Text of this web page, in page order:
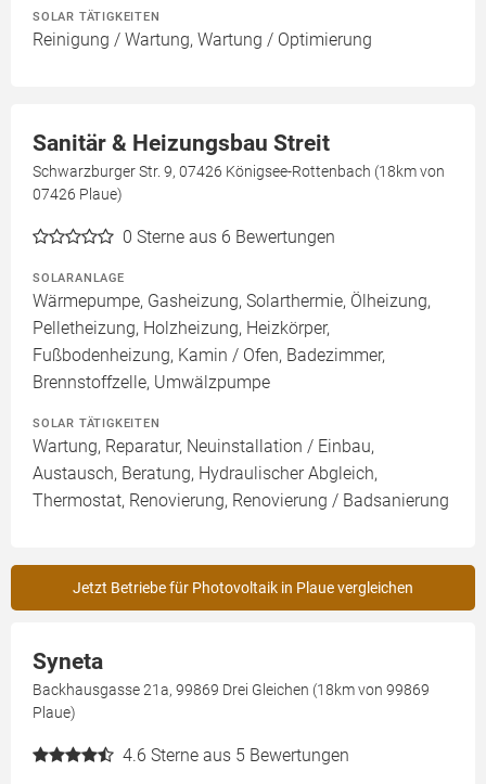
SOLAR TÄTIGKEITEN
Reinigung / Wartung, Wartung / Optimierung
Sanitär & Heizungsbau Streit
Schwarzburger Str. 9, 07426 Königsee-Rottenbach (18km von
07426 Plaue)
0 Sterne aus 6 Bewertungen
SOLARANLAGE
Wärmepumpe, Gasheizung, Solarthermie, Ölheizung,
Pelletheizung, Holzheizung, Heizkörper,
Fußbodenheizung, Kamin / Ofen, Badezimmer,
Brennstoffzelle, Umwälzpumpe
SOLAR TÄTIGKEITEN
Wartung, Reparatur, Neuinstallation / Einbau,
Austausch, Beratung, Hydraulischer Abgleich,
Thermostat, Renovierung, Renovierung / Badsanierung
Jetzt Betriebe für Photovoltaik in Plaue vergleichen
Syneta
Backhausgasse 21a, 99869 Drei Gleichen (18km von 99869
Plaue)
4.6 Sterne aus 5 Bewertungen